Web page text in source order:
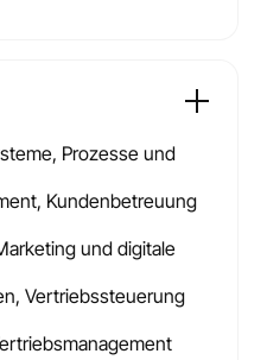
Prozesse und
Kundenbetreuung
und digitale
Vertriebssteuerung